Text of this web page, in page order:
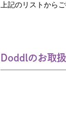
上記のリストから
Doddlのお取